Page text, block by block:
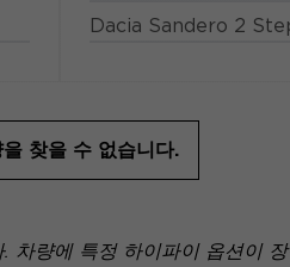
Dacia Sandero 2
찾을 수 없습니다.
량에 특정 하이파이 옵션이